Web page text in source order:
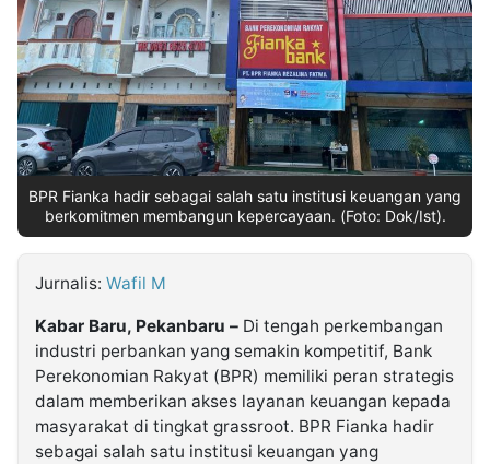
Follow
Kabarbaru
Kabarbaru.co
2026
Kabarbaru
BPR Fianka hadir sebagai salah satu institusi keuangan yang
berkomitmen membangun kepercayaan. (Foto: Dok/Ist).
Jurnalis: Wafil M
Kabar Baru, Pekanbaru – Di tengah perkembangan
industri perbankan yang semakin kompetitif, Bank
Perekonomian Rakyat (BPR) memiliki peran strategis
dalam memberikan akses layanan keuangan kepada
masyarakat di tingkat grassroot. BPR Fianka hadir
sebagai salah satu institusi keuangan yang